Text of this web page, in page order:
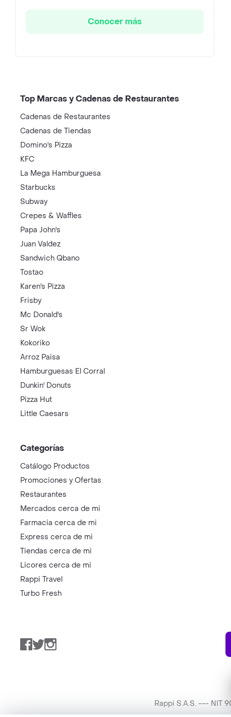
Conocer más
Top Marcas y Cadenas de Restaurantes
Cadenas de Restaurantes
Cadenas de Tiendas
Domino's Pizza
KFC
La Mega Hamburguesa
Starbucks
Subway
Crepes & Waffles
Papa John's
Juan Valdez
Sandwich Qbano
Tostao
Karen's Pizza
Frisby
Mc Donald's
Sr Wok
Kokoriko
Arroz Paisa
Hamburguesas El Corral
Dunkin' Donuts
Pizza Hut
Little Caesars
Categorías
Catálogo Productos
Promociones y Ofertas
Restaurantes
Mercados cerca de mi
Farmacia cerca de mi
Express cerca de mi
Tiendas cerca de mi
Licores cerca de mi
Rappi Travel
Turbo Fresh
Facebook
TwitterInstagram
Rappi S.A.S. --- NIT